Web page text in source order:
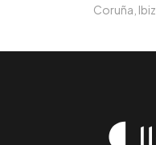
Coruña,